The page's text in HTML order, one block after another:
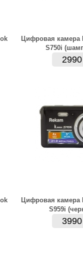
Цифровая камера
S750i
Цифровая камера
S959i